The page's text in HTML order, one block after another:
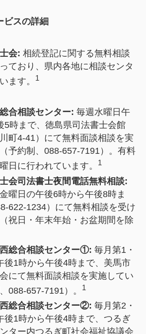
ビスの詳細
会: 相続登記に関する無料相談
ており、県内各地に相談センタ
ます。
1
合相談センター: 毎週水曜日午
5時まで、徳島県司法書士会館
川町4-41）にて無料面談相談を実
予約制、088-657-7191）。有料
日に行われています。
1
会司法書士夜間電話無料相談:
曜日の午後6時から午後8時ま
622-1234）にて無料相談を受け
祝日・年末年始・お盆期間を除
総合相談センター①: 毎月第1・
後1時から午後4時まで、美馬市
にて無料面談相談を実施してい
088-657-7191）。
1
総合相談センター②: 毎月第2・
後1時から午後4時まで、つるぎ
ター内つるぎ町社会福祉協議会